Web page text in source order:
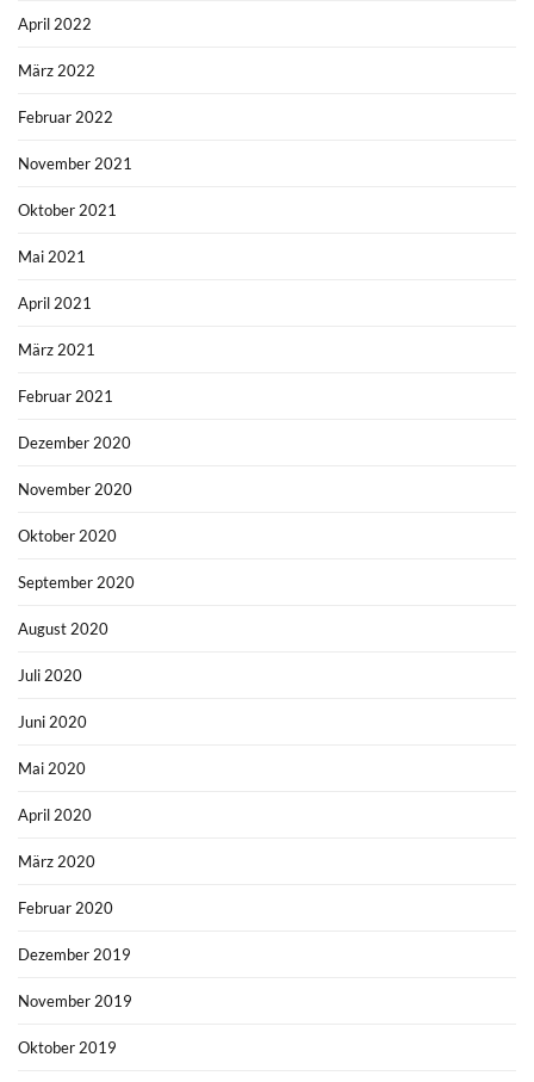
April 2022
März 2022
Februar 2022
November 2021
Oktober 2021
Mai 2021
April 2021
März 2021
Februar 2021
Dezember 2020
November 2020
Oktober 2020
September 2020
August 2020
Juli 2020
Juni 2020
Mai 2020
April 2020
März 2020
Februar 2020
Dezember 2019
November 2019
Oktober 2019